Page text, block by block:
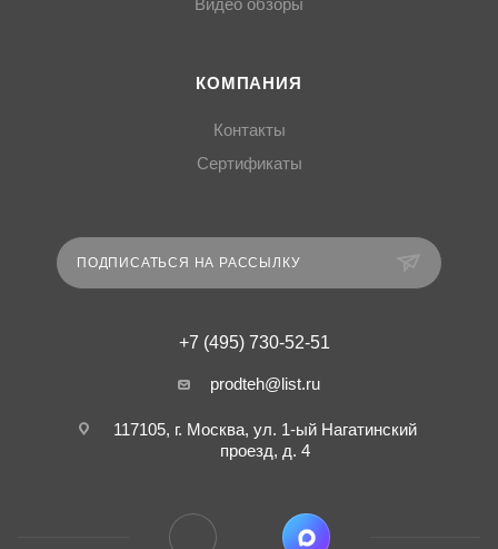
Видео обзоры
КОМПАНИЯ
Контакты
Сертификаты
ПОДПИСАТЬСЯ НА РАССЫЛКУ
+7 (495) 730-52-51
prodteh@list.ru
117105, г. Москва, ул. 1-ый Нагатинский
проезд, д. 4